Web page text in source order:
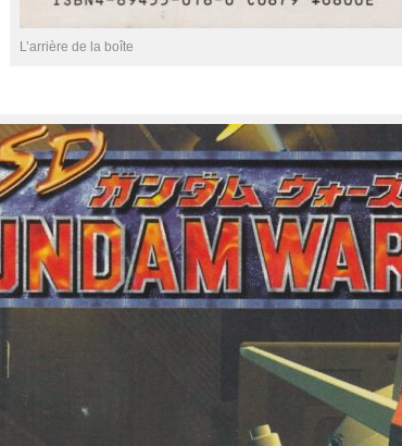
L’arrière de la boîte